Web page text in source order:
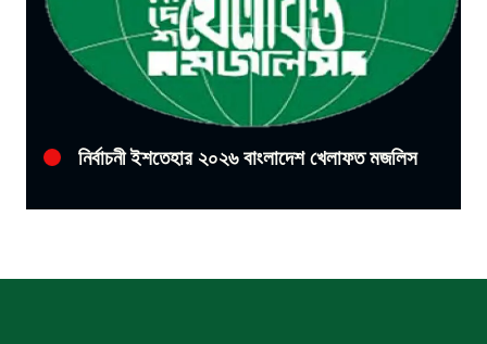
নির্বাচনী ইশতেহার ২০২৬ বাংলাদেশ খেলাফত মজলিস